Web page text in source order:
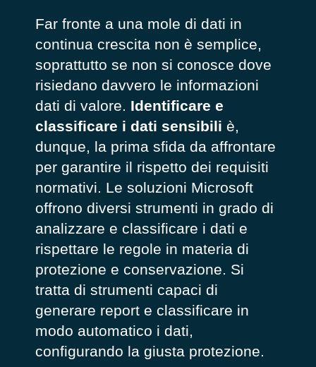
Far fronte a una mole di dati in
continua crescita non è semplice,
soprattutto se non si conosce dove
risiedano davvero le informazioni
dati di valore. Identificare e
classificare i dati sensibili è,
dunque, la prima sfida da affrontare
per garantire il rispetto dei requisiti
normativi. Le soluzioni Microsoft
offrono diversi strumenti in grado di
analizzare e classificare i dati e
rispettare le regole in materia di
protezione e conservazione. Si
tratta di strumenti capaci di
generare report e classificare in
modo automatico i dati,
configurando la giusta protezione.